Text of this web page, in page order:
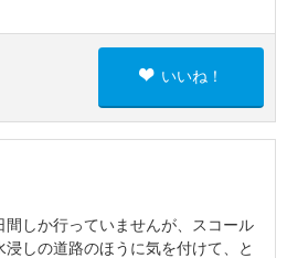
いいね！
しか行っていませんが、スコール
しの道路のほうに気を付けて、と